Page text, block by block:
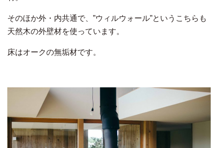
そのほか外・内共通で、”ウィルウォール”というこちらも
天然木の外壁材を使っています。
床はオークの無垢材です。